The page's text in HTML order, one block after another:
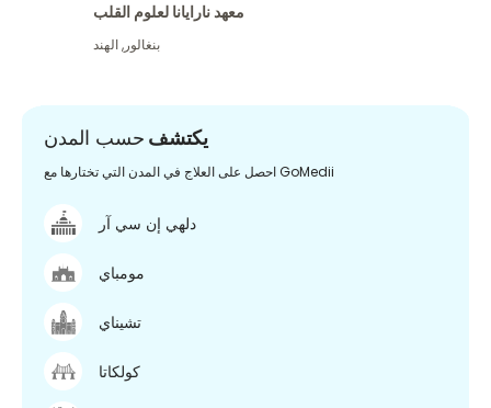
معهد نارايانا لعلوم القلب
بنغالور,الهند
يكتشف حسب المدن
احصل على العلاج في المدن التي تختارها مع GoMedii
دلهي إن سي آر
مومباي
تشيناي
كولكاتا